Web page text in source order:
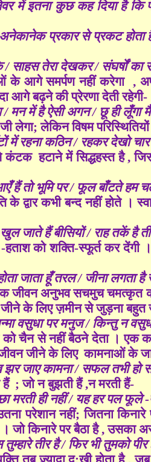
में इतना कुछ कह दिया है
प्रकार से प्रकट होता
साहस तेरा देखकर / संघर्षों
के आगे समर्पण नहीं करेगा ,
आगे बढ़ने की प्रेरणा देती रहेगी-
मन में है ऐसी अगन / छू ही लूँगा
लेगा; लेकिन विषम
में रहना कठिन / रहकर देखो
कंटक हटाने में सिद्धहस्त है ,
हैं तो भूमि पर / फूल बाँटते हम
के द्वार कभी बन्द नहीं होते ।
खुल जाते हैं बीसियों / राह तकें है
हताश को शक्ति-स्फूर्त कर
जाता हूँ तरल / जीना लगता
जीवन अनुभव सचमुच
जीने के लिए ज़मीन से जुड़ना बहुत
वसुधा पर मनुज / किन्तु न
चैन से नहीं बैठने देता । एक
जीने के लिए कामनाओं के
जाए कामना / सफल तभी हो
; जो न बुझती हैं ,न मरती हैं-
मरती ही नहीं / यह हर पल
परेशान नहीं; जितना
। जो किनारे पर बैठा है , उसका
तीर है / फिर भी तुमको